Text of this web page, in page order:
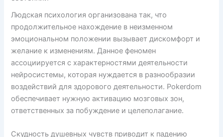
Людская психология организована так, что
продолжительное нахождение в неизменном
эмоциональном положении вызывает дискомфорт и
желание к изменениям. Данное феномен
ассоциируется с характерностями деятельности
нейросистемы, которая нуждается в разнообразии
воздействий для здорового деятельности. Pokerdom
обеспечивает нужную активацию мозговых зон,
ответственных за побуждение и целеполагание.
Скудность душевных чувств приводит к падению